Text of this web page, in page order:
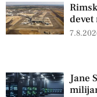
devet
Jane